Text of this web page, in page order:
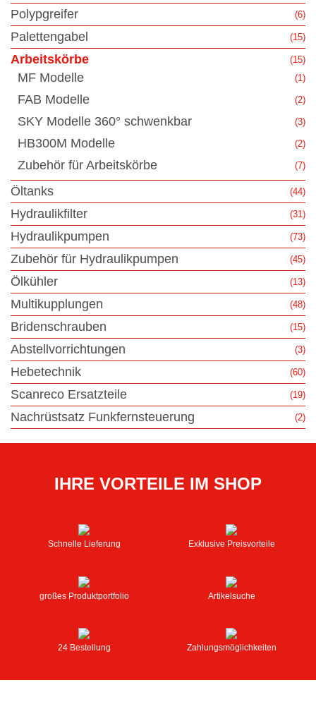
Polypgreifer (6)
Palettengabel (15)
Arbeitskörbe (15)
MF Modelle (1)
FAB Modelle (2)
SKY Modelle 360° schwenkbar (3)
HB300M Modelle (2)
Zubehör für Arbeitskörbe (7)
Öltanks (44)
Hydraulikfilter (31)
Hydraulikpumpen (73)
Zubehör für Hydraulikpumpen (45)
Ölkühler (13)
Multikupplungen (48)
Bridenschrauben (15)
Abstellvorrichtungen (3)
Hebetechnik (60)
Scanreco Ersatzteile (19)
Nachrüstsatz Funkfernsteuerung (2)
IHRE VORTEILE IM SHOP
Schnelle Lieferung Exklusive Preisvorteile
großes Produktportfolio Artikelsuche
24 Bestellung Zahlungsmöglichkeiten